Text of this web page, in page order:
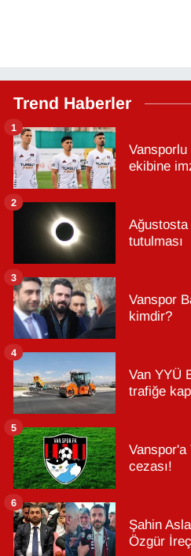
Trend Haberler
ekibine
1
tutulması
2
Vanspor
kimdir?
3
Van YYÜ
trafiğe
4
cezası!
5
Şahin
Özgür
6